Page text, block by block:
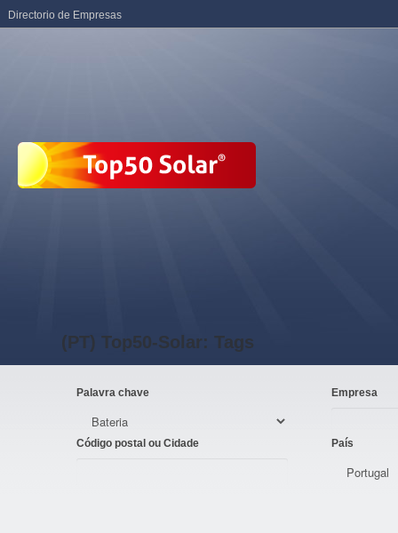
(PT) Top50-Solar: Tags
Palavra chave Empresa
Código postal ou Cidade País
Directorio de Empresas